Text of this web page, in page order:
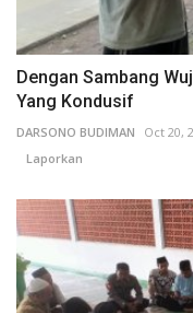
Dengan Sambang
Yang Kondusif
DARSONO BUDIMAN Oct 20,
Laporkan